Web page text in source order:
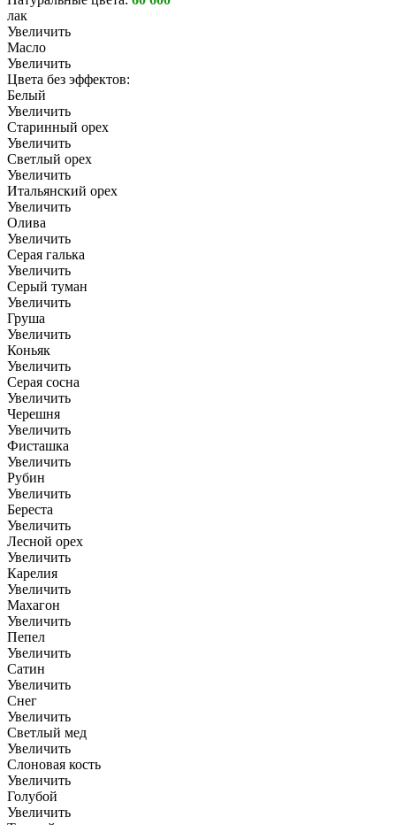
лак
Увеличить
Масло
Увеличить
Цвета без эффектов:
Белый
Увеличить
Старинный орех
Увеличить
Светлый орех
Увеличить
Итальянский орех
Увеличить
Олива
Увеличить
Серая галька
Увеличить
Серый туман
Увеличить
Груша
Увеличить
Коньяк
Увеличить
Серая сосна
Увеличить
Черешня
Увеличить
Фисташка
Увеличить
Рубин
Увеличить
Береста
Увеличить
Лесной орех
Увеличить
Карелия
Увеличить
Махагон
Увеличить
Пепел
Увеличить
Сатин
Увеличить
Снег
Увеличить
Светлый мед
Увеличить
Слоновая кость
Увеличить
Голубой
Увеличить